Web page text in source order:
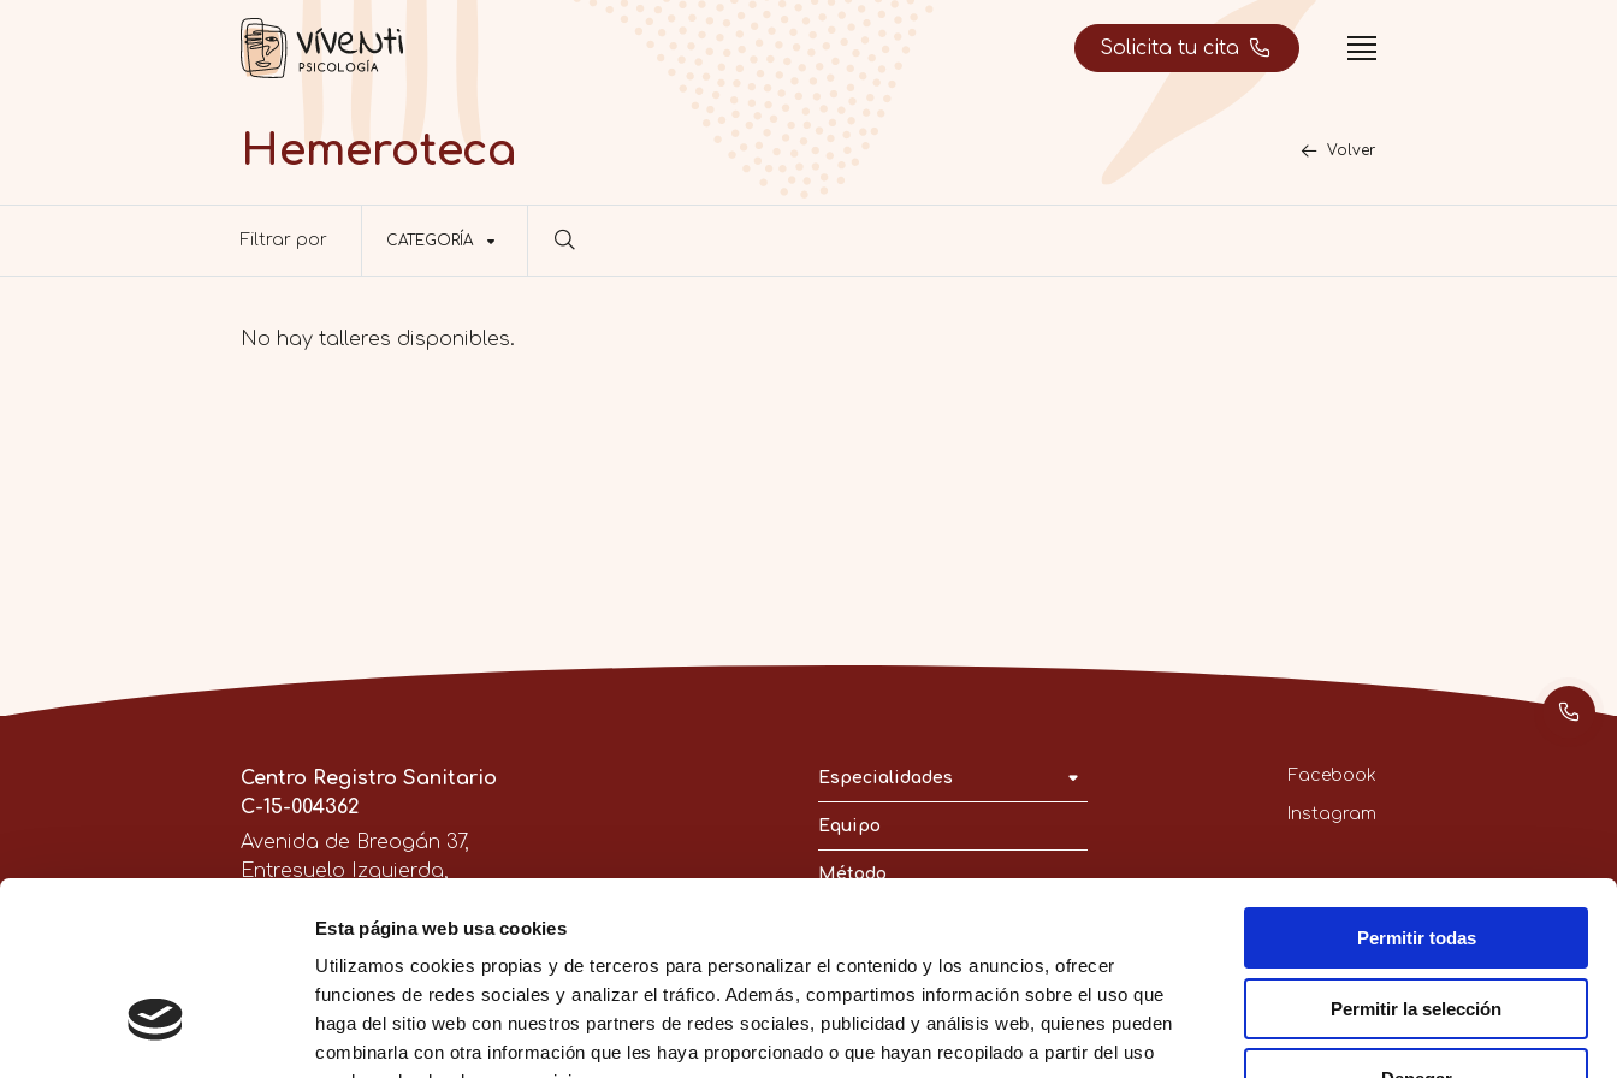
Esta página web usa cookies
Utilizamos cookies propias y de terceros para personalizar el contenido y los anuncios, ofrecer
funciones de redes sociales y analizar el tráfico. Además, compartimos información sobre el uso que
haga del sitio web con nuestros partners de redes sociales, publicidad y análisis web, quienes pueden
combinarla con otra información que les haya proporcionado o que hayan recopilado a partir del uso
Permitir todas
Permitir la selección
Solicita tu cita
Hemeroteca Volver
Filtrar por CATEGORÍA
No hay talleres disponibles.
Centro Registro Sanitario
C-15-004362
Avenida de Breogán 37,
Entresuelo Izquierda,
+34 644 344 177
info@viventipsicologia.com
Especialidades
Equipo
Método
Blog
Contacto
Facebook
Instagram